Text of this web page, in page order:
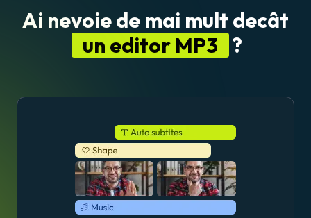
Ai nevoie de mai mult decât
un editor MP3 ?